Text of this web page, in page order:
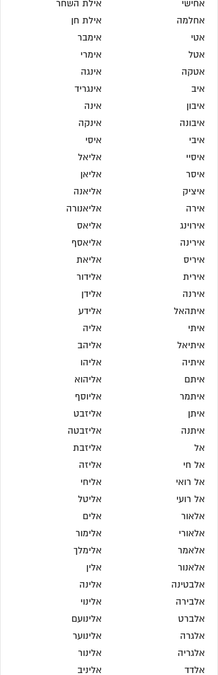
אחישי
אחלמה
אטי
אטל
אטקה
איב
איבון
איבונה
איבי
אילת השחר
אילת חן
אימבר
אימרי
אינגה
אינגריד
אינה
אינקה
איסי
איסיי
איסר
איציק
אירה
אירוינג
אירינה
איריס
אירית
אירנה
איתהאל
איתי
איתיאל
איתיה
איתם
איתמר
איתן
איתנה
אל
אל חי
אל רואי
אל רועי
אלאור
אלאורי
אלאמר
אלאנור
אלבטינה
אלבירה
אלברט
אלגרה
אלגריה
אלדד
אליאל
אליאן
אליאנה
אליאנורה
אליאס
אליאסף
אליאת
אלידור
אלידן
אלידע
אליה
אליהב
אליהו
אליהוא
אליוסף
אליזבט
אליזבטה
אליזבת
אליזה
אליחי
אליטל
אלים
אלימור
אלימלך
אלין
אלינה
אלינוי
אלינועם
אלינוער
אלינור
אליניב